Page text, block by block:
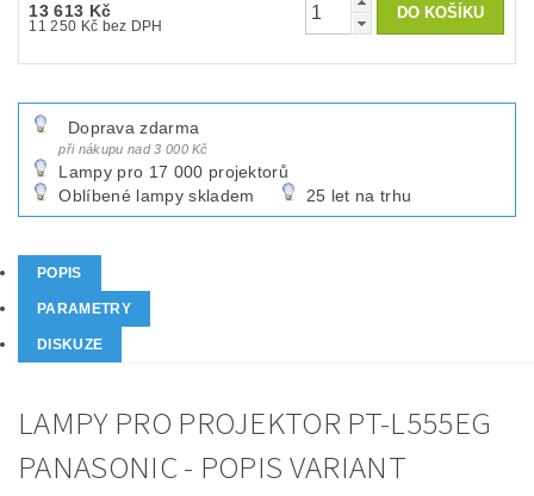
13 613 Kč
11 250 Kč bez DPH
Doprava zdarma
při nákupu nad 3 000 Kč
Lampy pro 17 000 projektorů
Oblíbené lampy skladem
25 let na trhu
POPIS
PARAMETRY
DISKUZE
LAMPY PRO PROJEKTOR PT-L555EG
PANASONIC - POPIS VARIANT